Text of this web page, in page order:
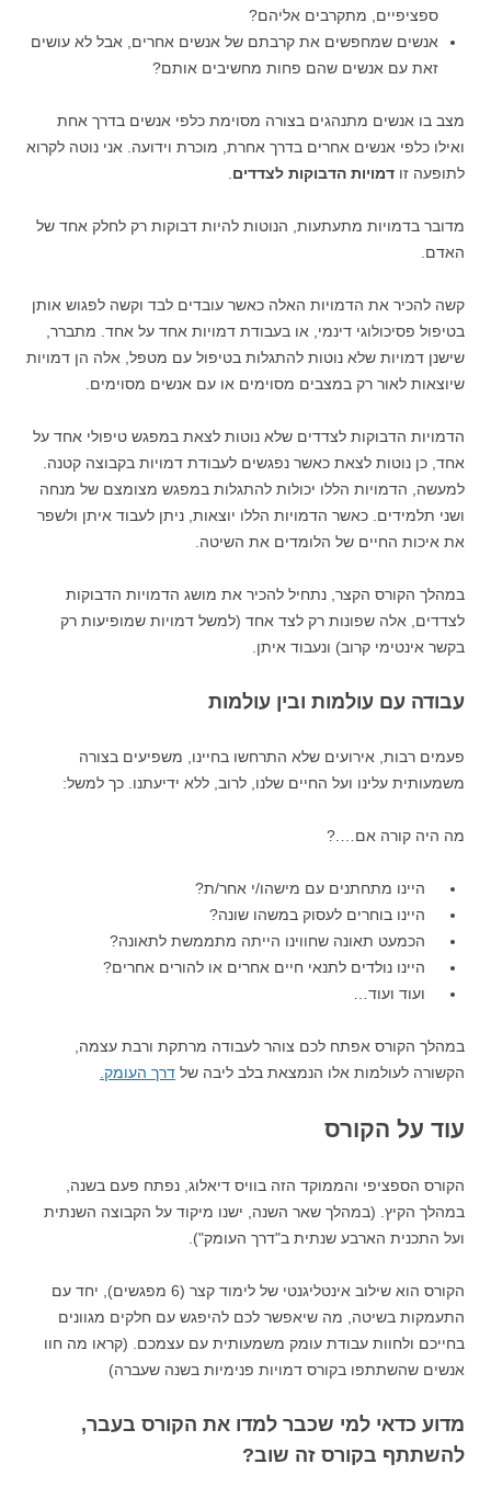
ספציפיים, מתקרבים אליהם?
אנשים שמחפשים את קרבתם של אנשים אחרים, אבל לא עושים
זאת עם אנשים שהם פחות מחשיבים אותם?
מצב בו אנשים מתנהגים בצורה מסוימת כלפי אנשים בדרך אחת
ואילו כלפי אנשים אחרים בדרך אחרת, מוכרת וידועה. אני נוטה לקרוא
לתופעה זו דמויות הדבוקות לצדדים
מדובר בדמויות מתעתעות, הנוטות להיות דבוקות רק לחלק אחד של
האדם.
קשה להכיר את הדמויות האלה כאשר עובדים לבד וקשה לפגוש אותן
בטיפול פסיכולוגי דינמי, או בעבודת דמויות אחד על אחד. מתברר,
שישנן דמויות שלא נוטות להתגלות בטיפול עם מטפל, אלה הן דמויות
שיוצאות לאור רק במצבים מסוימים או עם אנשים מסוימים.
הדמויות הדבוקות לצדדים שלא נוטות לצאת במפגש טיפולי אחד על
אחד, כן נוטות לצאת כאשר נפגשים לעבודת דמויות בקבוצה קטנה.
למעשה, הדמויות הללו יכולות להתגלות במפגש מצומצם של מנחה
ושני תלמידים. כאשר הדמויות הללו יוצאות, ניתן לעבוד איתן ולשפר
את איכות החיים של הלומדים את השיטה.
במהלך הקורס הקצר, נתחיל להכיר את מושג הדמויות הדבוקות
לצדדים, אלה שפונות רק לצד אחד (למשל דמויות שמופיעות רק
בקשר אינטימי קרוב) ונעבוד איתן.
עבודה עם עולמות ובין עולמות
פעמים רבות, אירועים שלא התרחשו בחיינו, משפיעים בצורה
משמעותית עלינו ועל החיים שלנו, לרוב, ללא ידיעתנו. כך למשל:
מה היה קורה אם….?
היינו מתחתנים עם מישהו/י אחר/ת?
היינו בוחרים לעסוק במשהו שונה?
הכמעט תאונה שחווינו הייתה מתממשת לתאונה?
היינו נולדים לתנאי חיים אחרים או להורים אחרים?
ועוד ועוד…
במהלך הקורס אפתח לכם צוהר לעבודה מרתקת ורבת עצמה,
הקשורה לעולמות אלו הנמצאת בלב ליבה של דרך העומק.
עוד על הקורס
הקורס הספציפי והממוקד הזה בוויס דיאלוג, נפתח פעם בשנה,
במהלך הקיץ. (במהלך שאר השנה, ישנו מיקוד על הקבוצה השנתית
ועל התכנית הארבע שנתית ב"דרך העומק").
הקורס הוא שילוב אינטליגנטי של לימוד קצר (6 מפגשים), יחד עם
התעמקות בשיטה, מה שיאפשר לכם להיפגש עם חלקים מגוונים
בחייכם ולחוות עבודת עומק משמעותית עם עצמכם. (קראו מה חוו
אנשים שהשתתפו בקורס דמויות פנימיות בשנה שעברה)
מדוע כדאי למי שכבר למדו את הקורס בעבר,
להשתתף בקורס זה שוב?